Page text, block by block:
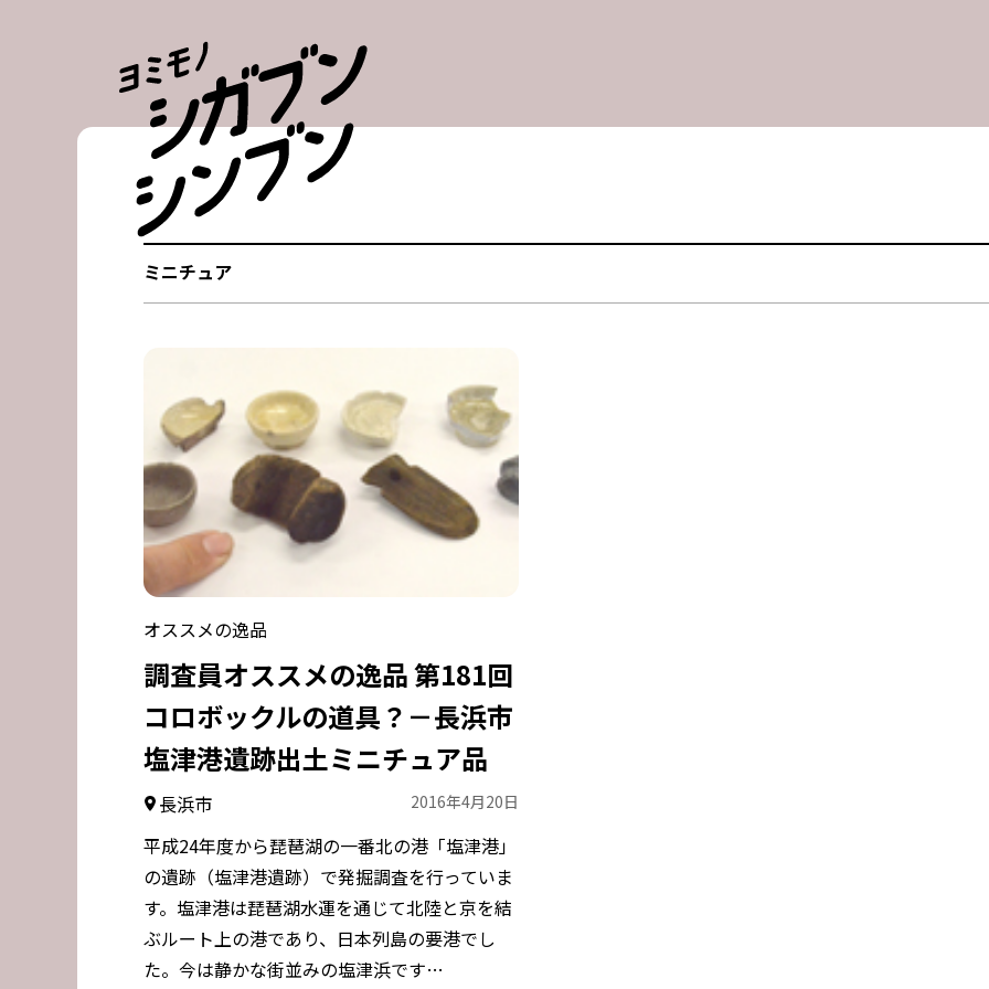
ミニチュア
オススメの逸品
調査員オススメの逸品 第181回
コロボックルの道具？－長浜市
塩津港遺跡出土ミニチュア品
長浜市 2016年4月20日
平成24年度から琵琶湖の一番北の港「塩津港」
の遺跡（塩津港遺跡）で発掘調査を行っていま
す。塩津港は琵琶湖水運を通じて北陸と京を結
ぶルート上の港であり、日本列島の要港でし
た。今は静かな街並みの塩津浜です…